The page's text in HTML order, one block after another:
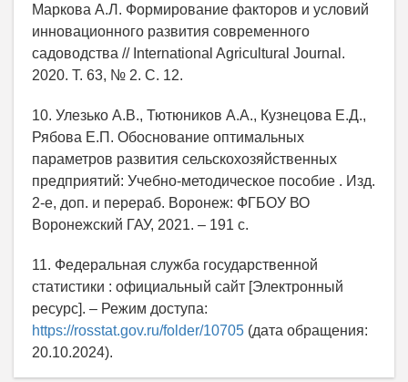
Маркова А.Л. Формирование факторов и условий
инновационного развития современного
садоводства // International Agricultural Journal.
2020. Т. 63, № 2. С. 12.
10. Улезько А.В., Тютюников А.А., Кузнецова Е.Д.,
Рябова Е.П. Обоснование оптимальных
параметров развития сельскохозяйственных
предприятий: Учебно-методическое пособие . Изд.
2-е, доп. и перераб. Воронеж: ФГБОУ ВО
Воронежский ГАУ, 2021. – 191 с.
11. Федеральная служба государственной
статистики : официальный сайт [Электронный
ресурс]. – Режим доступа:
https://rosstat.gov.ru/folder/10705 (дата обращения:
20.10.2024).